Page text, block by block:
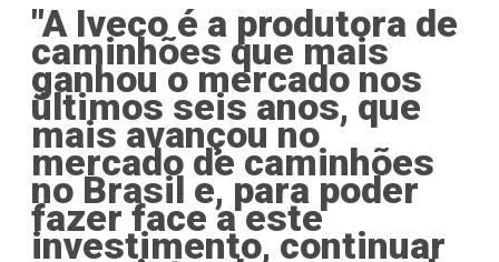
"A Iveco é a produtora de
caminhões que mais
ganhou o mercado nos
últimos seis anos, que
mais avançou no
mercado de caminhões
no Brasil e, para poder
fazer face a este
investimento, continuar